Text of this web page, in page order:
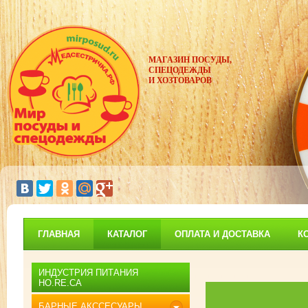
МАГАЗИН ПОСУДЫ,
СПЕЦОДЕЖДЫ
И ХОЗТОВАРОВ
ГЛАВНАЯ КАТАЛОГ ОПЛАТА И ДОСТАВКА
ИНДУСТРИЯ ПИТАНИЯ
HO.RE.CA